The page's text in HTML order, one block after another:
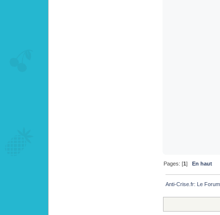
Pages: [1] En haut
Anti-Crise.fr: Le Forum